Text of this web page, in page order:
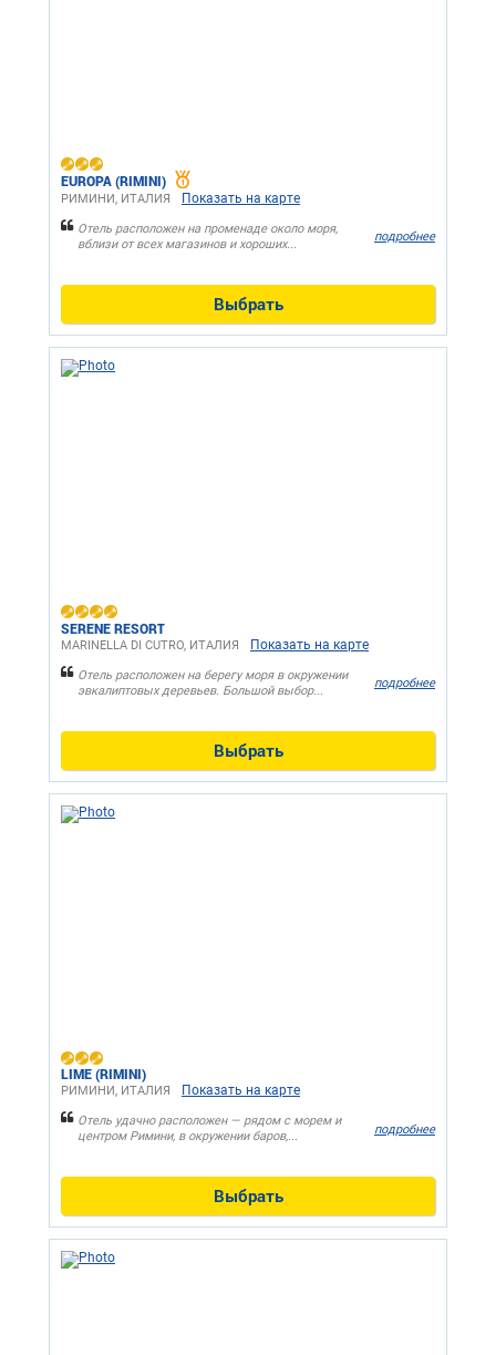
EUROPA (RIMINI)
РИМИНИ, ИТАЛИЯ Показать на карте
Отель расположен на променаде около моря,
вблизи от всех магазинов и хороших...
подробнее
Выбрать
SERENE RESORT
MARINELLA DI CUTRO, ИТАЛИЯ Показать на карте
Отель расположен на берегу моря в окружении
эвкалиптовых деревьев. Большой выбор...
подробнее
Выбрать
LIME (RIMINI)
РИМИНИ, ИТАЛИЯ Показать на карте
Отель удачно расположен — рядом с морем и
центром Римини, в окружении баров,...
подробнее
Выбрать